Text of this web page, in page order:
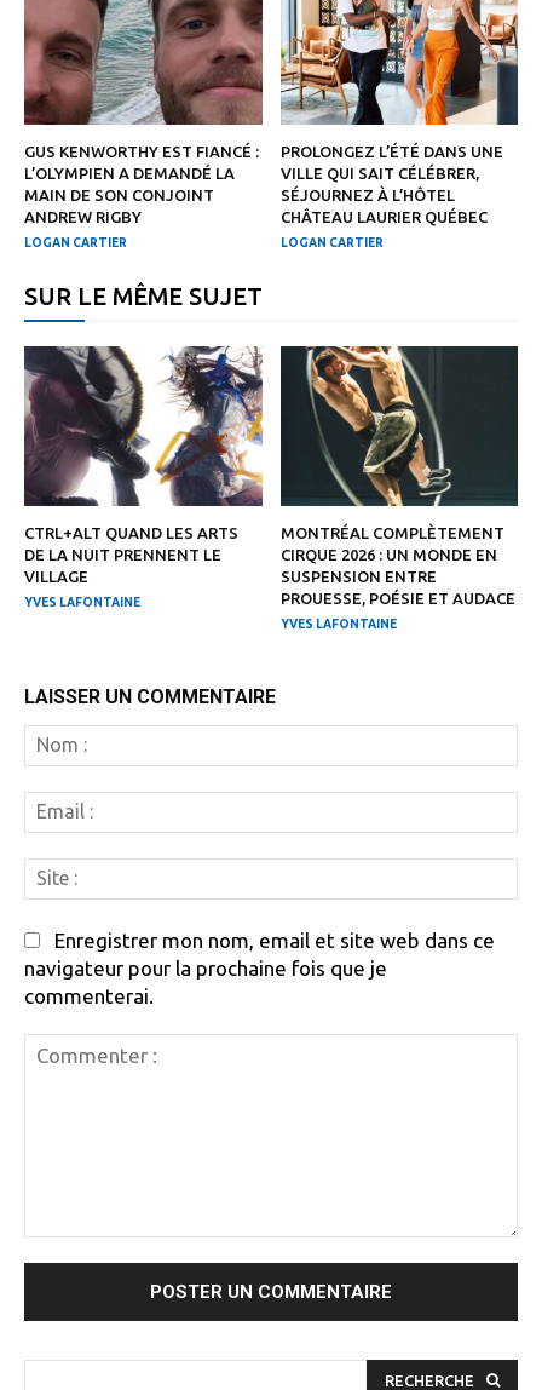
GUS KENWORTHY EST FIANCÉ :
L’OLYMPIEN A DEMANDÉ LA
MAIN DE SON CONJOINT
ANDREW RIGBY
LOGAN CARTIER
PROLONGEZ L’ÉTÉ DANS UNE
VILLE QUI SAIT CÉLÉBRER,
SÉJOURNEZ À L’HÔTEL
CHÂTEAU LAURIER QUÉBEC
LOGAN CARTIER
SUR LE MÊME SUJET
CTRL+ALT QUAND LES ARTS
DE LA NUIT PRENNENT LE
VILLAGE
YVES LAFONTAINE
MONTRÉAL COMPLÈTEMENT
CIRQUE 2026 : UN MONDE EN
SUSPENSION ENTRE
PROUESSE, POÉSIE ET AUDACE
YVES LAFONTAINE
LAISSER UN COMMENTAIRE
:
:
:
Enregistrer mon nom, email et site web dans ce
navigateur pour la prochaine fois que je
commenterai.
RECHERCHE